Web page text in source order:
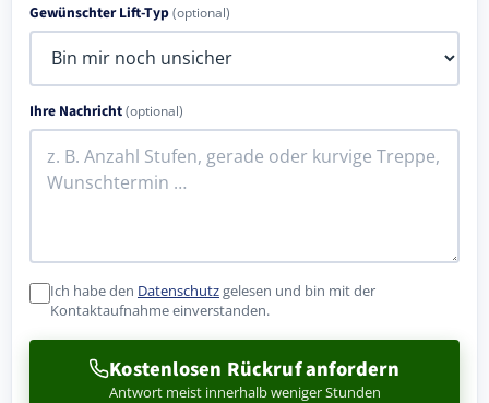
Gewünschter Lift-Typ(optional)
Ihre Nachricht(optional)
Ich habe den Datenschutzgelesen und bin mit der
Kontaktaufnahme einverstanden.
Kostenlosen Rückruf anfordern
Antwort meist innerhalb weniger Stunden